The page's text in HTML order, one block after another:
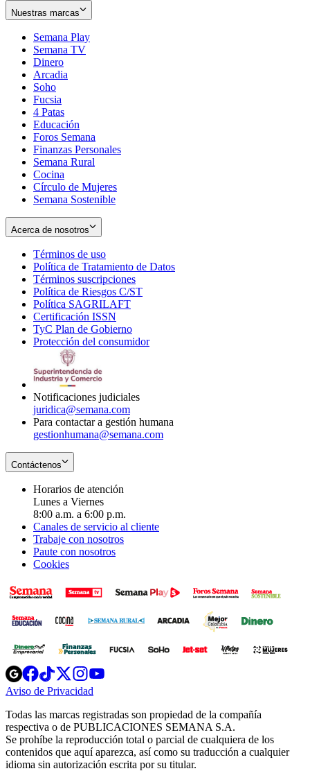
Nuestras marcas
Semana Play
Semana TV
Dinero
Arcadia
Soho
in
new
window
Fucsia
in
new
window
4 Patas
Educación
Foros Semana
Finanzas Personales
Semana Rural
Cocina
Círculo de Mujeres
Semana Sostenible
Acerca de nosotros
Términos de uso
in
new
window
Política de Tratamiento de Datos
Términos suscripciones
in
Política de Riesgos C/ST
Política SAGRILAFT
new
window
Certificación ISSN
in
new
TyC Plan de Gobierno
in
Protección del consumidorOpens
Notificaciones judiciales
juridica@semana.com
Para contactar a gestión humana
gestionhumana@semana.com
Contáctenos
Horarios de atención
Lunes a Viernes
8:00 a.m. a 6:00 p.m.
Canales de servicio al cliente
Trabaje con nosotros
Paute con nosotros
Cookies
Opens
in
new
Opens
in
new
Opens
in
new
window
Opens
new
windowwindow
Aviso de Privacidad
new
window
Todas las marcas registradas son propiedad de la compañía
respectiva o de PUBLICACIONES SEMANA S.A.
Se prohíbe la reproducción total o parcial de cualquiera de los
contenidos que aquí aparezca, así como su traducción a cualquier
idioma sin autorización escrita por su titular.